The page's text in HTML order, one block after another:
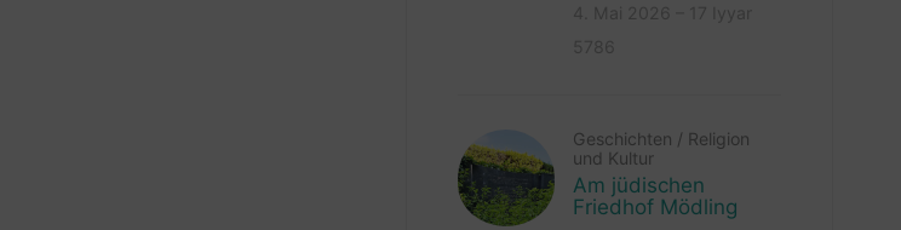
Geschichten / Religion
und Kultur
Am jüdischen
Friedhof Mödling